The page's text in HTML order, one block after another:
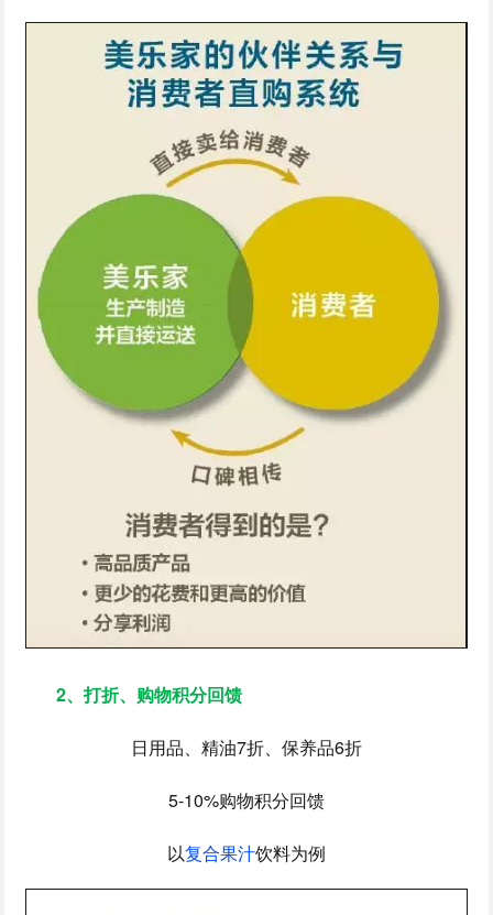
2、打折、购物积分回馈
日用品、精油7折、保养品6折
5-10%购物积分回馈
以复合果汁饮料为例